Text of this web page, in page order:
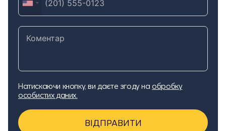
Натискаючи кнопку, ви даєте згоду наобробку
особистих даних.
ВІДПРАВИТИ